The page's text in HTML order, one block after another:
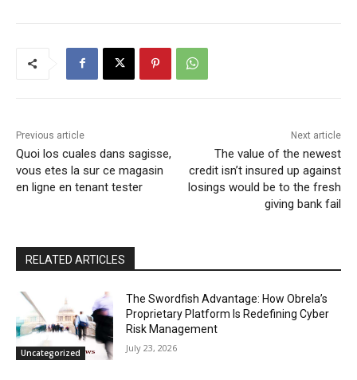
Previous article
Quoi los cuales dans sagisse,
vous etes la sur ce magasin
en ligne en tenant tester
Next article
The value of the newest
credit isn’t insured up against
losings would be to the fresh
giving bank fail
RELATED ARTICLES
Uncategorized
The Swordfish Advantage: How Obrela’s
Proprietary Platform Is Redefining Cyber
Risk Management
July 23, 2026